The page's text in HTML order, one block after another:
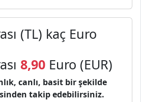
(TL) kaç Euro
8,90 Euro (EUR)
canlı, basit bir şekilde
takip edebilirsiniz.